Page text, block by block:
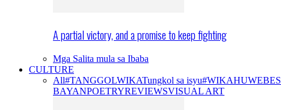
A partial victory, and a promise to keep fighting
Mga Salita mula sa Ibaba
CULTURE
All#TANGGOLWIKATungkol sa isyu#WIKAHUWEBES
BAYANPOETRYREVIEWSVISUAL ART